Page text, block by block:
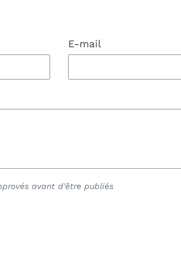
E-mail
avant d'être publiés